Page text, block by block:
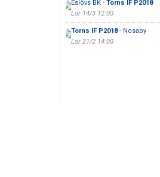
Eslövs BK - Torns IF P2018
Lör 14/3 12:00
Torns IF P2018- Nosaby
Lör 21/2 14:00